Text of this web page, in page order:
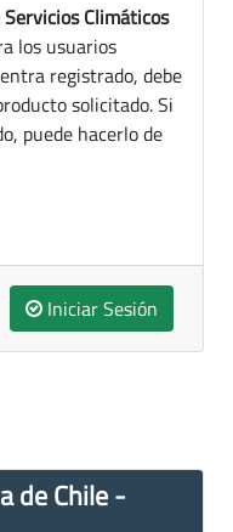
Climáticos
los usuarios
registrado, debe
solicitado. Si
puede hacerlo de
Iniciar Sesión
de Chile -